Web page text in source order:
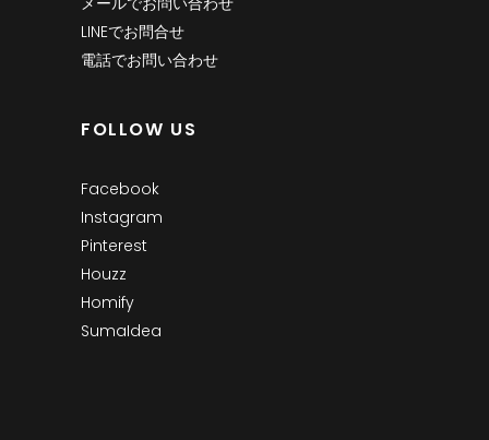
LINEでお問合せ
電話でお問い合わせ
FOLLOW US
Facebook
Instagram
Pinterest
Houzz
Homify
SumaIdea